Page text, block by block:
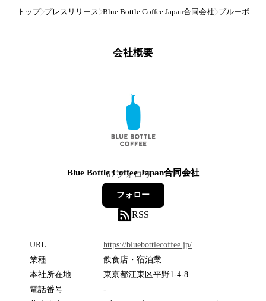
トップ プレスリリース Blue Bottle Coffee Japan合同会社 ブルーボト
会社概要
Blue Bottle Coffee Japan合同会社
67フォロワー
フォロー
RSS
URL
https://bluebottlecoffee.jp/
業種
飲食店・宿泊業
本社所在地
東京都江東区平野1-4-8
電話番号
-